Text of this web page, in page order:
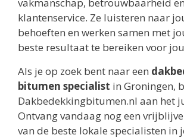
vakmanschap, betrouwbaarheid
klantenservice. Ze luisteren naar
behoeften en werken samen met
beste resultaat te bereiken voor
Als je op zoek bent naar een
bitumen specialist in Groningen,
Dakbedekkingbitumen.nl aan het
Ontvang vandaag nog een
van de beste lokale specialisten in